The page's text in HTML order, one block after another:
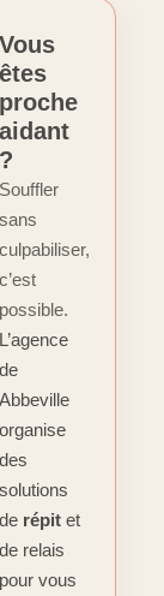
Vous
êtes
proche
aidant
?
Souffler
sans
culpabiliser,
c’est
possible.
L’agence
de
Abbeville
organise
des
solutions
de répit et
de relais
pour vous